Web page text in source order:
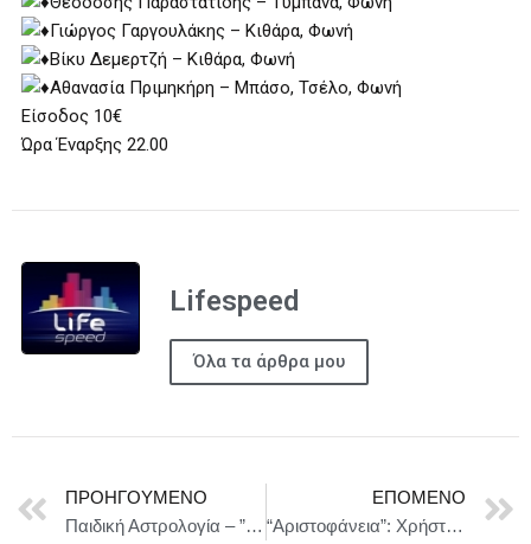
Γιώργος Γαργουλάκης – Κιθάρα, Φωνή
Βίκυ Δεμερτζή – Κιθάρα, Φωνή
Αθανασία Πριμηκήρη – Μπάσο, Τσέλο, Φωνή
Είσοδος 10€
Ώρα Έναρξης 22.00
Lifespeed
Όλα τα άρθρα μου
ΠΡΟΗΓΟΎΜΕΝΟ
Παιδική Αστρολογία – ” Ο τόμος της Θεμελίωσης Εισαγωγή στην Παιδική Αστρολογία ” από την Ελίνα Βατικιώτη
ΕΠΌΜΕΝΟ
“Αριστοφάνεια”: Χρήστος Λεοντής, Στ. Κραουνάκης, Τ. Χριστογιαννόπουλος και η Κλαυδία || Δευτέρα, 1η Σεπτεμβρίου στο Ηρώδειο